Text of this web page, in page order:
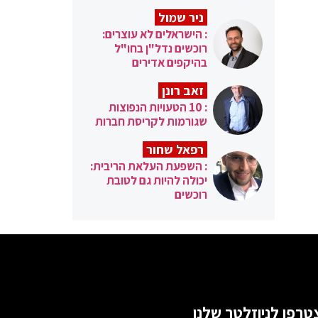
ניר שמול
: הישראלים לא עוצרים:
רוכשים נדל"ן בחו"ל
בהיקפים אדירים
זאב רונן
: 10 הטעויות הנפוצות
שגורמות לקריסת חברות
רפאל שחור
: השפעת העלאת הריבית:
יכולה להיות גם לטובת
רוכשים
לניוזלטר שלנו